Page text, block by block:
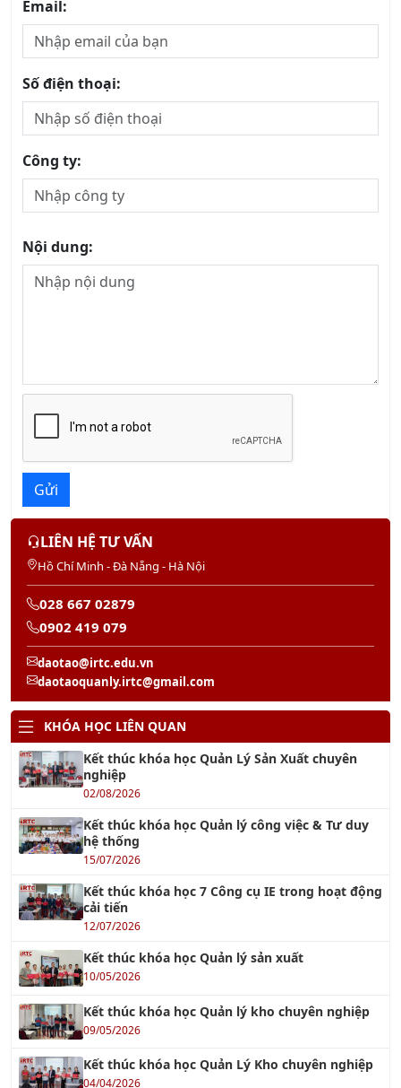
Email:
Số điện thoại:
Công ty:
Nội dung:
Gửi
LIÊN HỆ TƯ VẤN
Hồ Chí Minh - Đà Nẵng - Hà Nội
028 667 02879
0902 419 079
daotao@irtc.edu.vn
daotaoquanly.irtc@gmail.com
KHÓA HỌC LIÊN QUAN
Kết thúc khóa học Quản Lý Sản Xuất chuyên
nghiệp
02/08/2026
Kết thúc khóa học Quản lý công việc & Tư duy
hệ thống
15/07/2026
Kết thúc khóa học 7 Công cụ IE trong hoạt động
cải tiến
12/07/2026
Kết thúc khóa học Quản lý sản xuất
10/05/2026
Kết thúc khóa học Quản lý kho chuyên nghiệp
09/05/2026
Kết thúc khóa học Quản Lý Kho chuyên nghiệp
04/04/2026